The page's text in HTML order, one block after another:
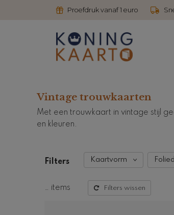
Proefdruk vanaf 1 euro
Vintage trouwkaarten
Met een trouwkaart in vintage stijl
en kleuren.
Filters Kaartvorm
… items Filters wissen